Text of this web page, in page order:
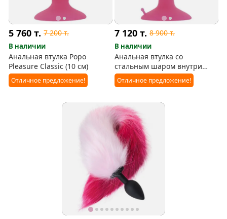
5 760т. 7 200т.
В наличии
Анальная втулка Popo
Pleasure Classic (10 см)
Отличное предложение!
7 120т. 8 900т.
В наличии
Анальная втулка со
стальным шаром внутри
Popo Pleasure Medium
Отличное предложение!